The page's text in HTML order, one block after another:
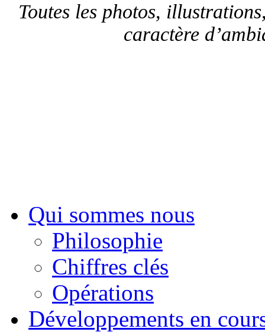
Toutes les photos,
caractère
Qui sommes nous
Philosophie
Chiffres clés
Opérations
Développements en